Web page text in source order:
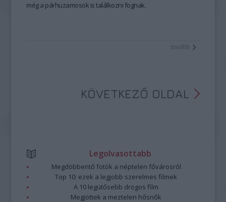
még a párhuzamosok is találkozni fognak.
tovább
KÖVETKEZŐ OLDAL
Legolvasottabb
Megdöbbentő fotók a néptelen fővárosról
Top 10: ezek a legjobb szerelmes filmek
A 10 legütősebb drogos film
Megjöttek a meztelen hősnők